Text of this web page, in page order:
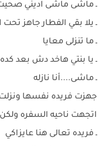
ـ ماشى ماشى اديني
ـ يلا بقي الفطار جاهز تحت
ـ ما تنزلى معايا
ـ يا بنتي هاخد دش بعد
ـ ماشى....أنا نازله
جهزت فريده نفسها
اتجهت ناحيه السفره
ـ فريده تعالى هنا عايزاكي